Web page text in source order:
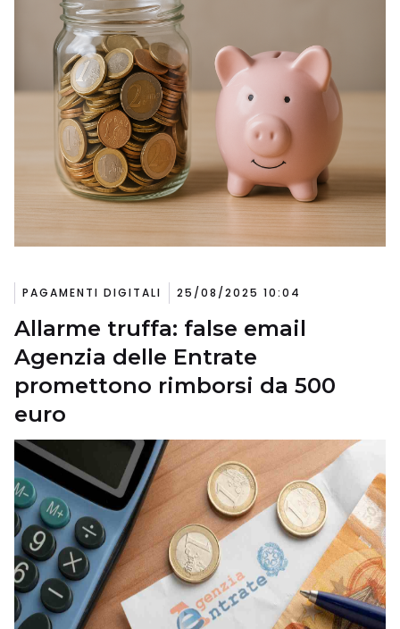
PAGAMENTI DIGITALI 25/08/2025 10:04
Allarme truffa: false email
Agenzia delle Entrate
promettono rimborsi da 500
euro